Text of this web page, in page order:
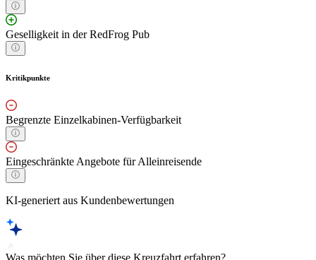
Geselligkeit in der RedFrog Pub
Kritikpunkte
Begrenzte Einzelkabinen-Verfügbarkeit
Eingeschränkte Angebote für Alleinreisende
KI-generiert aus Kundenbewertungen